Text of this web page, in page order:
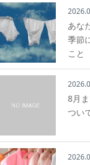
あな
季節
こと
8月
つい